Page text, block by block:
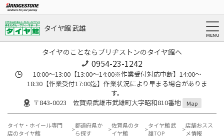
タイヤ館 武雄
タイヤのことならブリヂストンのタイヤ館へ
0954-23-1242
10:00～13:00【13:00～14:00※作業受付対応中断】14:00～
18:30【作業受付17:00迄】作業状況により早まる場合がありま
す。
〒843-0023 佐賀県武雄市武雄町大字昭和810番地
Map
タイヤ・ホイール専門
店のタイヤ館
都道府県か
ら探す
佐賀県のタ
イヤ館
タイヤ館 武
雄TOP
店舗おスス
メ情報